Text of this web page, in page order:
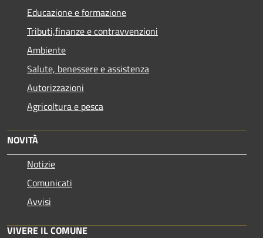
Educazione e formazione
Tributi,finanze e contravvenzioni
Ambiente
Salute, benessere e assistenza
Autorizzazioni
Agricoltura e pesca
NOVITÀ
Notizie
Comunicati
Avvisi
VIVERE IL COMUNE